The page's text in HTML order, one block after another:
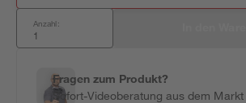
Anzahl:
Fragen zum Produkt?
Sofort-Videoberatung aus dem Markt